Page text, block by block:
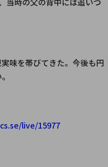
味を帯びてきた。今後も円
live/15977